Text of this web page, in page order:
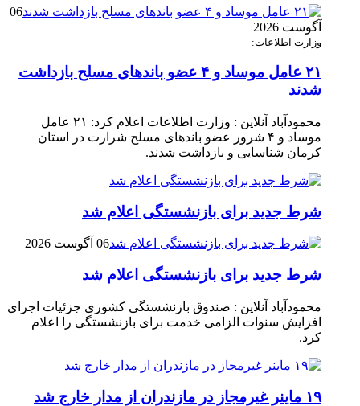
06
آگوست 2026
وزارت اطلاعات:
۲۱ عامل موساد و ۴ عضو باند‌های مسلح بازداشت
شدند
محمودآباد آنلاین : وزارت اطلاعات اعلام کرد: ۲۱ عامل
موساد و ۴ شرور عضو باند‌های مسلح شرارت در استان
کرمان شناسایی و بازداشت شدند.
شرط جدید برای بازنشستگی اعلام شد
06 آگوست 2026
شرط جدید برای بازنشستگی اعلام شد
محمودآباد آنلاین : صندوق بازنشستگی کشوری جزئیات اجرای
افزایش سنوات الزامی خدمت برای بازنشستگی را اعلام
کرد.
۱۹ ماینر غیرمجاز در مازندران از مدار خارج شد